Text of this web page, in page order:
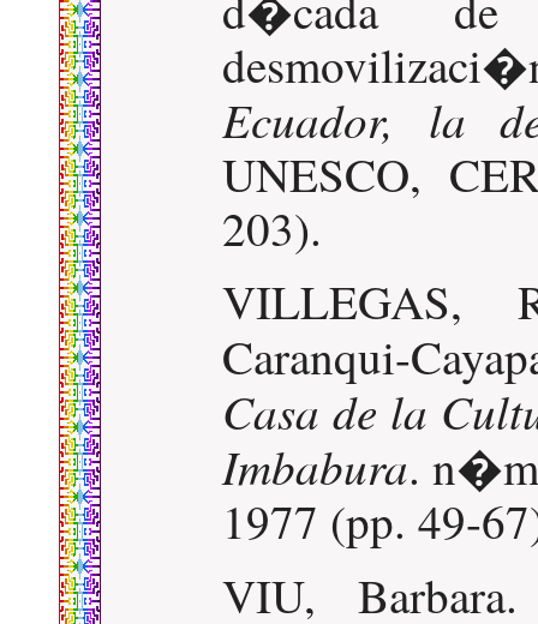
Ecuador, la
UNESCO,
203).
VILLEGAS,
Caranqui-
Casa de la
Imbabura.
1977 (pp. 49-
VIU,